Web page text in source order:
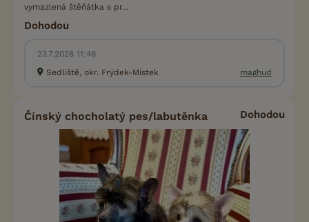
vymazlená štěňátka s pr...
Dohodou
23.7.2026 11:48
Sedliště, okr. Frýdek-Místek
maghud
Čínský chocholatý pes/labutěnka Dohodou